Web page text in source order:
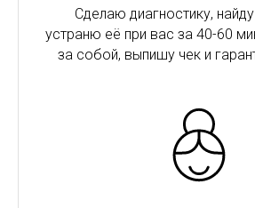
Сделаю диагностику,
устраню её при вас за 40-60
за собой, выпишу чек и